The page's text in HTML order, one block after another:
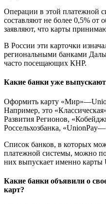
Операции в этой платежной
составляют не более 0,5% от
заявляют, что карты
В России эти карточки
региональными банками
часто посещающих КНР.
Какие банки уже
Оформить карту
Например, это
Развития Регионов,
Россельхозбанка,
Список банков, в которых
платежной системы, можно
них выпускает именно карты
Какие банки объявили о
карт?